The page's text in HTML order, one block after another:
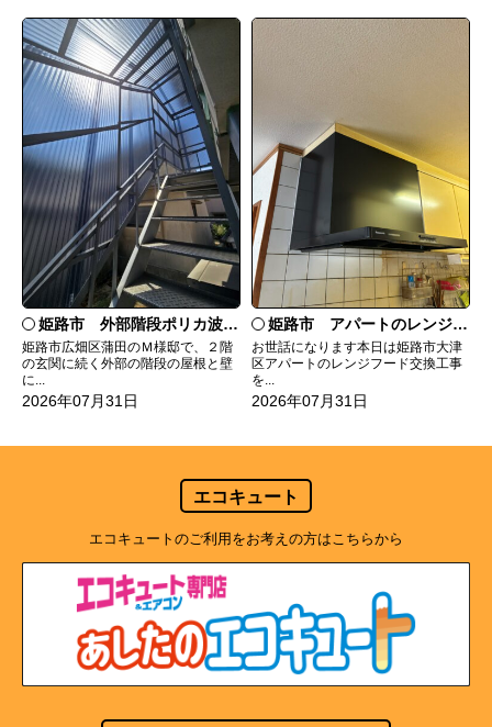
姫路市 外部階段ポリカ波板張替工事
姫路市広畑区蒲田のＭ様邸で、２階
の玄関に続く外部の階段の屋根と壁
に...
2026年07月31日
姫路市 アパートのレンジフード交換
お世話になります本日は姫路市大津
区アパートのレンジフード交換工事
を...
2026年07月31日
エコキュート
エコキュートのご利用をお考えの方はこちらから